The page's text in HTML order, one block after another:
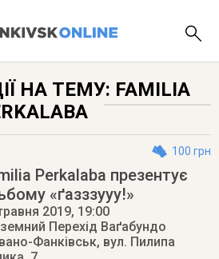
НА ТЕМУ: FAMILIA
100 грн
Perkalaba презентує
«ґазззууу!»
2019, 19:00
Перехід Ваґабундо
Фанківськ, вул. Пилипа